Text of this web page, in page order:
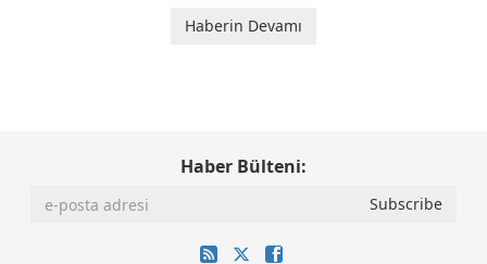
Haberin Devamı
Haber Bülteni: